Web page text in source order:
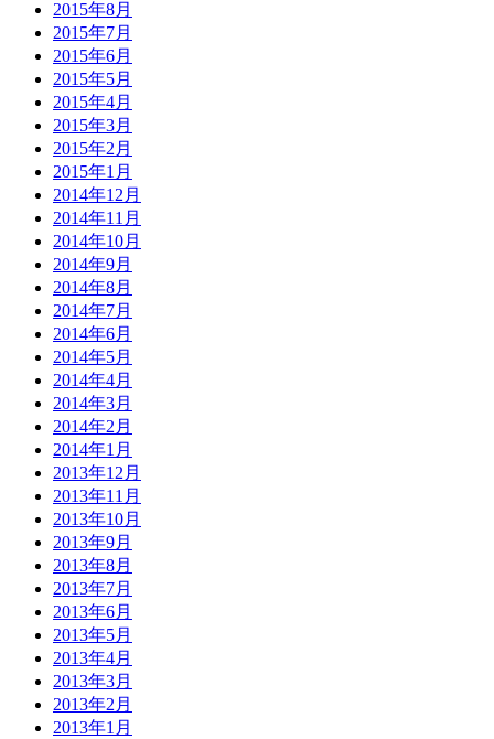
2015年8月
2015年7月
2015年6月
2015年5月
2015年4月
2015年3月
2015年2月
2015年1月
2014年12月
2014年11月
2014年10月
2014年9月
2014年8月
2014年7月
2014年6月
2014年5月
2014年4月
2014年3月
2014年2月
2014年1月
2013年12月
2013年11月
2013年10月
2013年9月
2013年8月
2013年7月
2013年6月
2013年5月
2013年4月
2013年3月
2013年2月
2013年1月